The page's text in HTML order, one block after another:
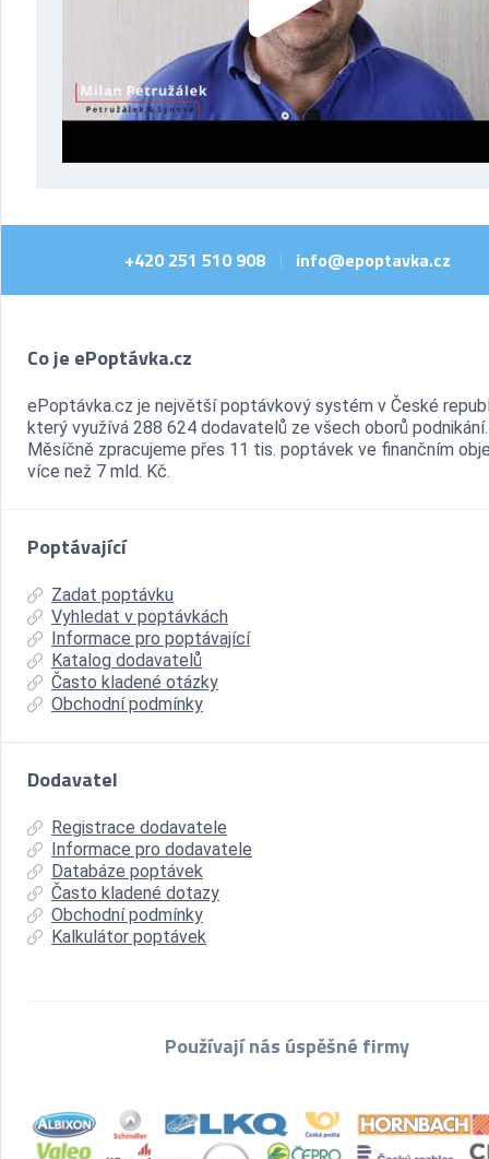
+420 251 510 908 info@epoptavka.cz
Co je ePoptávka.cz
ePoptávka.cz je největší poptávkový systém v České
který využívá 288 624 dodavatelů ze všech oborů podnikání.
Měsíčně zpracujeme přes 11 tis. poptávek ve finančním
více než 7 mld. Kč.
Poptávající
Zadat poptávku
Vyhledat v poptávkách
Informace pro poptávající
Katalog dodavatelů
Často kladené otázky
Obchodní podmínky
Dodavatel
Registrace dodavatele
Informace pro dodavatele
Databáze poptávek
Často kladené dotazy
Obchodní podmínky
Kalkulátor poptávek
Používají nás úspěšné firmy